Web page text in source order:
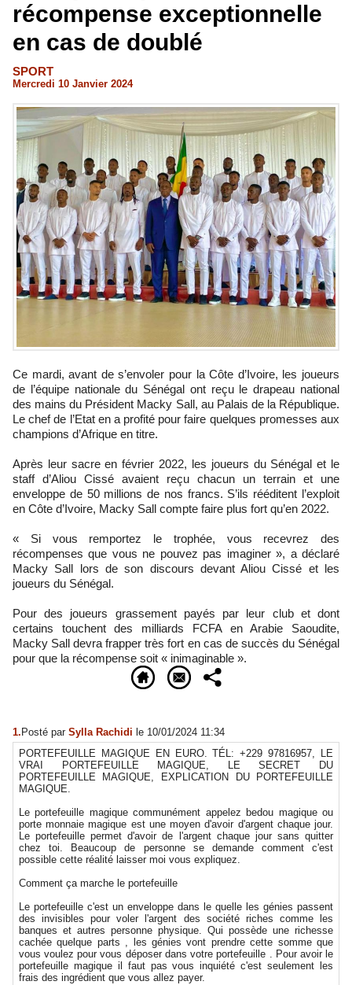
récompense exceptionnelle
en cas de doublé
SPORT
Mercredi 10 Janvier 2024
Ce mardi, avant de s’envoler pour la Côte d’Ivoire, les joueurs
de l’équipe nationale du Sénégal ont reçu le drapeau national
des mains du Président Macky Sall, au Palais de la République.
Le chef de l’Etat en a profité pour faire quelques promesses aux
champions d’Afrique en titre.
Après leur sacre en février 2022, les joueurs du Sénégal et le
staff d’Aliou Cissé avaient reçu chacun un terrain et une
enveloppe de 50 millions de nos francs. S’ils rééditent l’exploit
en Côte d’Ivoire, Macky Sall compte faire plus fort qu’en 2022.
« Si vous remportez le trophée, vous recevrez des
récompenses que vous ne pouvez pas imaginer », a déclaré
Macky Sall lors de son discours devant Aliou Cissé et les
joueurs du Sénégal.
Pour des joueurs grassement payés par leur club et dont
certains touchent des milliards FCFA en Arabie Saoudite,
Macky Sall devra frapper très fort en cas de succès du Sénégal
pour que la récompense soit « inimaginable ».
1.Posté par Sylla Rachidi le 10/01/2024 11:34
PORTEFEUILLE MAGIQUE EN EURO. TÉL: +229 97816957, LE
VRAI PORTEFEUILLE MAGIQUE, LE SECRET DU
PORTEFEUILLE MAGIQUE, EXPLICATION DU PORTEFEUILLE
MAGIQUE.
Le portefeuille magique communément appelez bedou magique ou
porte monnaie magique est une moyen d'avoir d'argent chaque jour.
Le portefeuille permet d'avoir de l'argent chaque jour sans quitter
chez toi. Beaucoup de personne se demande comment c'est
possible cette réalité laisser moi vous expliquez.
Comment ça marche le portefeuille
Le portefeuille c'est un enveloppe dans le quelle les génies passent
des invisibles pour voler l'argent des société riches comme les
banques et autres personne physique. Qui possède une richesse
cachée quelque parts , les génies vont prendre cette somme que
vous voulez pour vous déposer dans votre portefeuille . Pour avoir le
portefeuille magique il faut pas vous inquiété c'est seulement les
frais des ingrédient que vous allez payer.